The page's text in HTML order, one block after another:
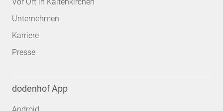
Unternehmen
Karriere
Presse
dodenhof App